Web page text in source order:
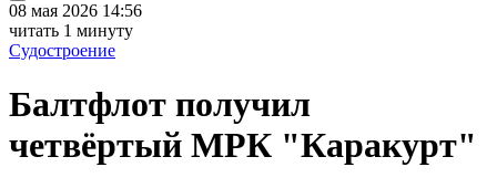
08 мая 2026 14:56
читать 1 минуту
Судостроение
Балтфлот получил
четвёртый МРК "Каракурт"